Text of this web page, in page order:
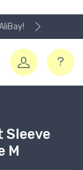
Sleeve
M